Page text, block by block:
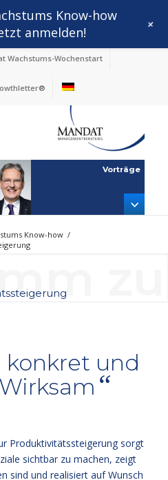
Wachstums-Wochenstart
Vorträge
Know-how /
konkret und
“
Produktivitätssteigerung sorgt
sichtbar zu machen, zeigt
sind und realisiert auf Wunsch
Know-how
anmelden! +